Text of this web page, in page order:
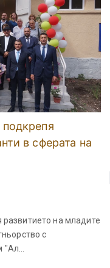
в сферата на
на младите
с